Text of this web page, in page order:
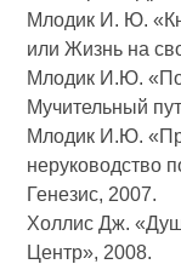
Млодик И. Ю.
или Жизнь на
Млодик И.Ю.
Мучительный
Млодик И.Ю.
неруководство
Генезис, 2007.
Холлис Дж.
Центр», 2008.